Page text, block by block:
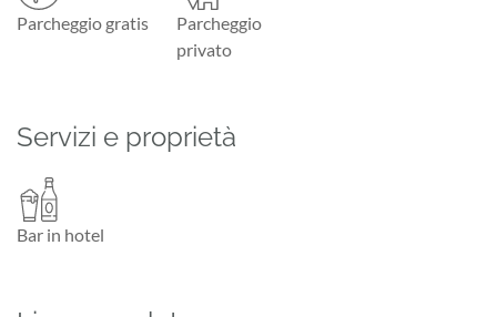
Parcheggio gratis
Parcheggio
privato
Servizi e proprietà
Bar in hotel